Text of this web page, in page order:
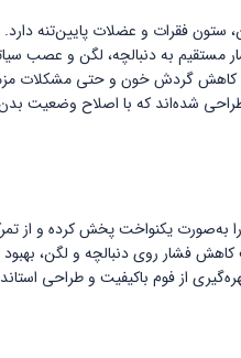
فقرات و عضلات پایین‌تنه
به دنبالچه، لگن و عصب
کاهش گردش خون و حتی مشکلات
شده‌اند که با اصلاح وضعیت
به‌صورت یکنواخت پخش کرده و از
کاهش فشار روی دنبالچه و لگن،
از فوم باکیفیت و طراحی